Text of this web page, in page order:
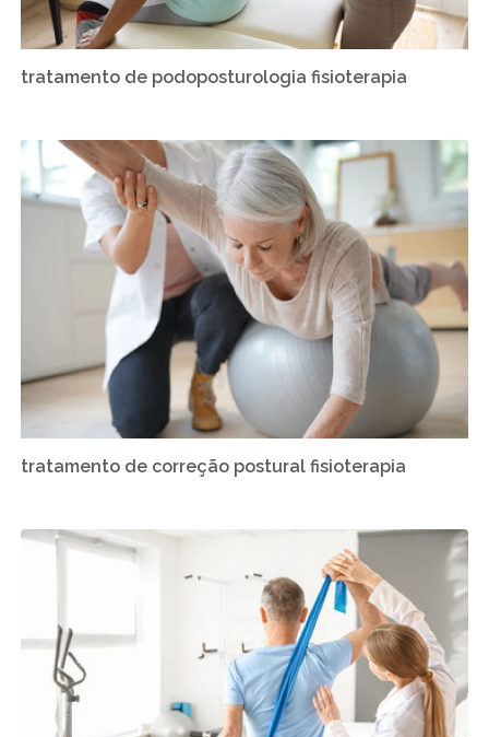
tratamento de podoposturologia fisioterapia
tratamento de correção postural fisioterapia